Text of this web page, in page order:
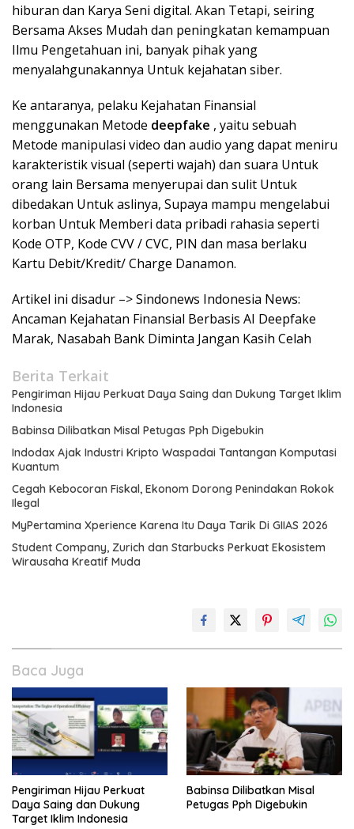
hiburan dan Karya Seni digital. Akan Tetapi, seiring
Bersama Akses Mudah dan peningkatan kemampuan
Ilmu Pengetahuan ini, banyak pihak yang
menyalahgunakannya Untuk kejahatan siber.
Ke antaranya, pelaku Kejahatan Finansial
menggunakan Metode deepfake , yaitu sebuah
Metode manipulasi video dan audio yang dapat meniru
karakteristik visual (seperti wajah) dan suara Untuk
orang lain Bersama menyerupai dan sulit Untuk
dibedakan Untuk aslinya, Supaya mampu mengelabui
korban Untuk Memberi data pribadi rahasia seperti
Kode OTP, Kode CVV / CVC, PIN dan masa berlaku
Kartu Debit/Kredit/ Charge Danamon.
Artikel ini disadur –> Sindonews Indonesia News:
Ancaman Kejahatan Finansial Berbasis AI Deepfake
Marak, Nasabah Bank Diminta Jangan Kasih Celah
Berita Terkait
Pengiriman Hijau Perkuat Daya Saing dan Dukung Target Iklim
Indonesia
Babinsa Dilibatkan Misal Petugas Pph Digebukin
Indodax Ajak Industri Kripto Waspadai Tantangan Komputasi
Kuantum
Cegah Kebocoran Fiskal, Ekonom Dorong Penindakan Rokok
Ilegal
MyPertamina Xperience Karena Itu Daya Tarik Di GIIAS 2026
Student Company, Zurich dan Starbucks Perkuat Ekosistem
Wirausaha Kreatif Muda
Baca Juga
Pengiriman Hijau Perkuat
Daya Saing dan Dukung
Target Iklim Indonesia
Babinsa Dilibatkan Misal
Petugas Pph Digebukin